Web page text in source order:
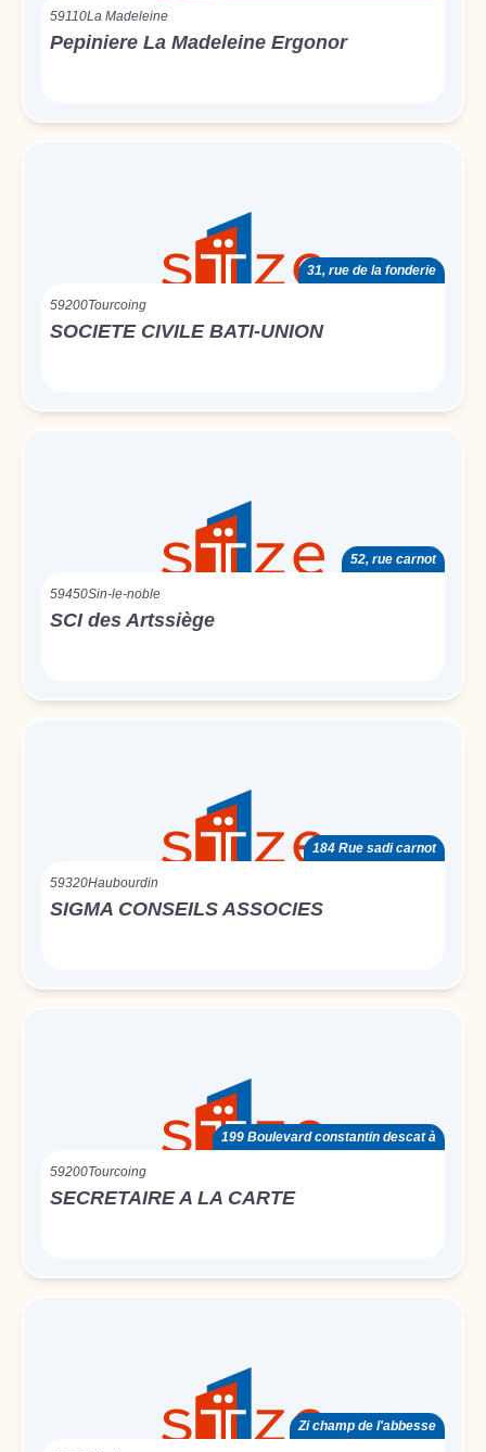
59110La Madeleine
Pepiniere La Madeleine Ergonor
31, rue de la fonderie
59200Tourcoing
SOCIETE CIVILE BATI-UNION
52, rue carnot
59450Sin-le-noble
SCI des Artssiège
184 Rue sadi carnot
59320Haubourdin
SIGMA CONSEILS ASSOCIES
199 Boulevard constantin descat à
59200Tourcoing
SECRETAIRE A LA CARTE
Zi champ de l'abbesse